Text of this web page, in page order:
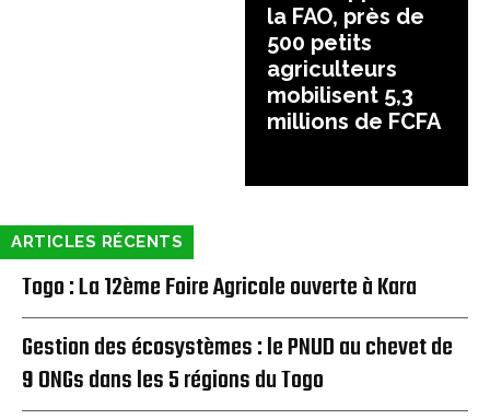
la FAO, près de
500 petits
agriculteurs
mobilisent 5,3
millions de FCFA
ARTICLES RÉCENTS
Togo : La 12ème Foire Agricole ouverte à Kara
Gestion des écosystèmes : le PNUD au chevet de
9 ONGs dans les 5 régions du Togo